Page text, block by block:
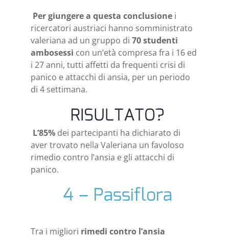
Per giungere a questa conclusione i
ricercatori austriaci hanno somministrato
valeriana ad un gruppo di 70 studenti
ambosessi con un’età compresa fra i 16 ed
i 27 anni, tutti affetti da frequenti crisi di
panico e attacchi di ansia, per un periodo
di 4 settimana.
RISULTATO?
L’85% dei partecipanti ha dichiarato di
aver trovato nella Valeriana un favoloso
rimedio contro l’ansia e gli attacchi di
panico.
4 – Passiflora
Tra i migliori rimedi contro l’ansia